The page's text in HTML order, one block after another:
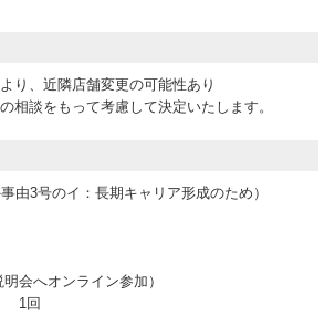
り、近隣店舗変更の可能性あり
相談をもって考慮して決定いたします。
由3号のイ：長期キャリア形成のため）
会へオンライン参加）
1回